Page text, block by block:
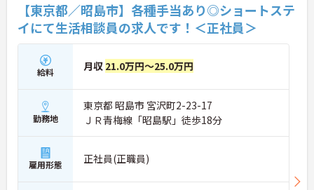
【東京都／昭島市】各種手当あり◎ショートステ
イにて生活相談員の求人です！＜正社員＞
給料 月収 21.0万円～25.0万円
勤務地
東京都 昭島市 宮沢町2-23-17
ＪＲ青梅線「昭島駅」徒歩18分
雇用形態 正社員(正職員)